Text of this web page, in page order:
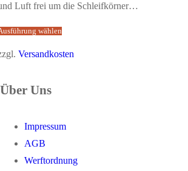
Luft frei um die Schleifkörner…
wählen
Versandkosten
Über Uns
Impressum
AGB
Werftordnung